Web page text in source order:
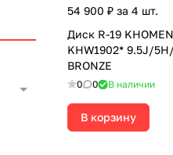
54 900 ₽ за 4 шт.
Диск R-19
KHW1902* 9.5J/
BRONZE
0 0 В наличии
В корзину